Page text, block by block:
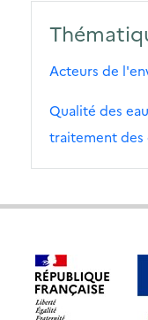
Acteurs de
Qualité des
traitement des